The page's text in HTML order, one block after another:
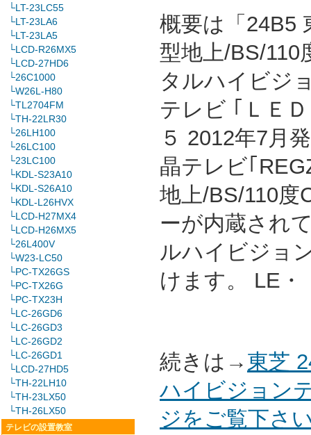
概要は「24B5
型地上/BS/110
タルハイビジ
テレビ ｢ＬＥ
５ 2012年7月
晶テレビ｢
地上/BS/110度
ーが内蔵され
ルハイビジョ
けます。 LE・
続きは→ 東芝
ハイビジョン
ジをご覧下さ
└LT-23LC55
└LT-23LA6
└LT-23LA5
└LCD-R26MX5
└LCD-27HD6
└26C1000
└W26L-H80
└TL2704FM
└TH-22LR30
└26LH100
└26LC100
└23LC100
└KDL-S23A10
└KDL-S26A10
└KDL-L26HVX
└LCD-H27MX4
└LCD-H26MX5
└26L400V
└W23-LC50
└PC-TX26GS
└PC-TX26G
└PC-TX23H
└LC-26GD6
└LC-26GD3
└LC-26GD2
└LC-26GD1
└LCD-27HD5
└TH-22LH10
└TH-23LX50
└TH-26LX50
テレビの設置教室